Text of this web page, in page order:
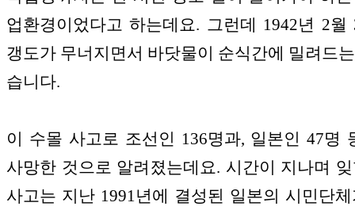
업환경이었다고 하는데요. 그런데 1942년 2
갱도가 무너지면서 바닷물이 순식간에 밀려드
습니다.
이 수몰 사고로 조선인 136명과, 일본인 47명
사망한 것으로 알려졌는데요. 시간이 지나며
사고는 지난 1991년에 결성된 일본의 시민단